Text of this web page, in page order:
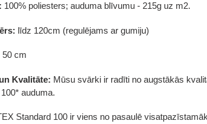
100% poliesters; auduma blīvumu - 215g uz m2.
līdz 120cm (regulējams ar gumiju)
50 cm
Kvalitāte: Mūsu svārki ir radīti no augstākās
auduma.
Standard 100 ir viens no pasaulē